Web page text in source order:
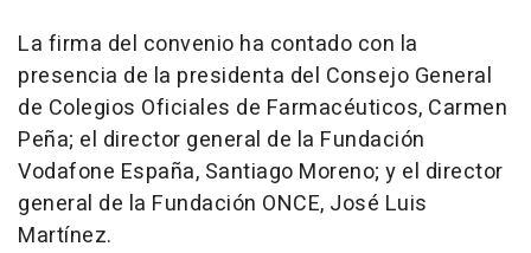
La firma del convenio ha contado con la
presencia de la presidenta del Consejo General
de Colegios Oficiales de Farmacéuticos, Carmen
Peña; el director general de la Fundación
Vodafone España, Santiago Moreno; y el director
general de la Fundación ONCE, José Luis
Martínez.